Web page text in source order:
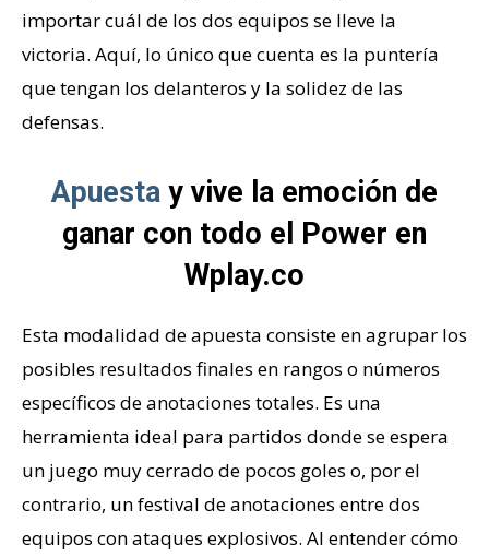
importar cuál de los dos equipos se lleve la
victoria. Aquí, lo único que cuenta es la puntería
que tengan los delanteros y la solidez de las
defensas.
Apuesta y vive la emoción de
ganar con todo el Power en
Wplay.co
Esta modalidad de apuesta consiste en agrupar los
posibles resultados finales en rangos o números
específicos de anotaciones totales. Es una
herramienta ideal para partidos donde se espera
un juego muy cerrado de pocos goles o, por el
contrario, un festival de anotaciones entre dos
equipos con ataques explosivos. Al entender cómo